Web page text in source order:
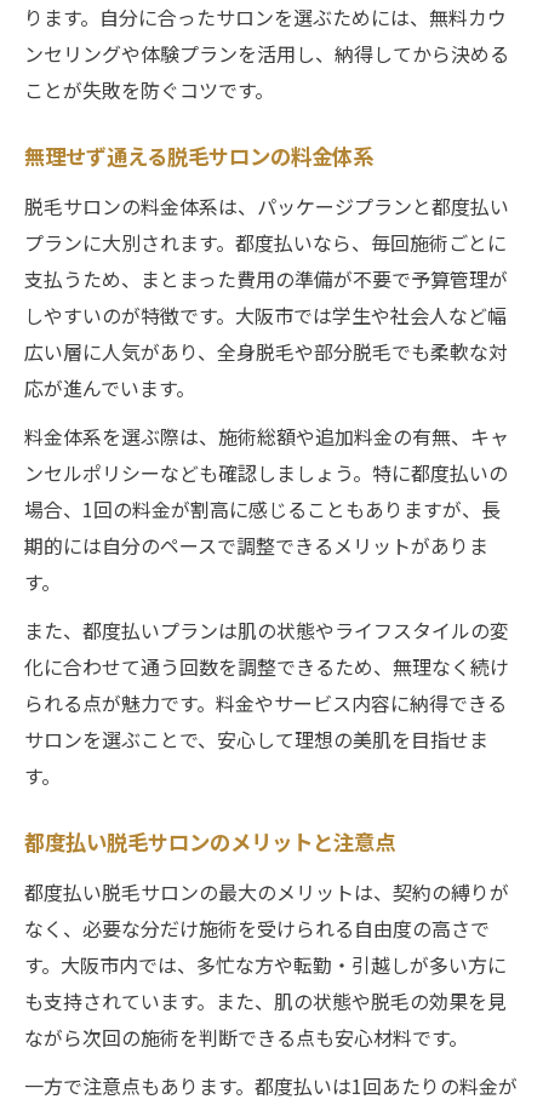
ります。自分に合ったサロンを選ぶためには、無料カウ
ンセリングや体験プランを活用し、納得してから決める
ことが失敗を防ぐコツです。
無理せず通える脱毛サロンの料金体系
脱毛サロンの料金体系は、パッケージプランと都度払い
プランに大別されます。都度払いなら、毎回施術ごとに
支払うため、まとまった費用の準備が不要で予算管理が
しやすいのが特徴です。大阪市では学生や社会人など幅
広い層に人気があり、全身脱毛や部分脱毛でも柔軟な対
応が進んでいます。
料金体系を選ぶ際は、施術総額や追加料金の有無、キャ
ンセルポリシーなども確認しましょう。特に都度払いの
場合、1回の料金が割高に感じることもありますが、長
期的には自分のペースで調整できるメリットがありま
す。
また、都度払いプランは肌の状態やライフスタイルの変
化に合わせて通う回数を調整できるため、無理なく続け
られる点が魅力です。料金やサービス内容に納得できる
サロンを選ぶことで、安心して理想の美肌を目指せま
す。
都度払い脱毛サロンのメリットと注意点
都度払い脱毛サロンの最大のメリットは、契約の縛りが
なく、必要な分だけ施術を受けられる自由度の高さで
す。大阪市内では、多忙な方や転勤・引越しが多い方に
も支持されています。また、肌の状態や脱毛の効果を見
ながら次回の施術を判断できる点も安心材料です。
一方で注意点もあります。都度払いは1回あたりの料金が